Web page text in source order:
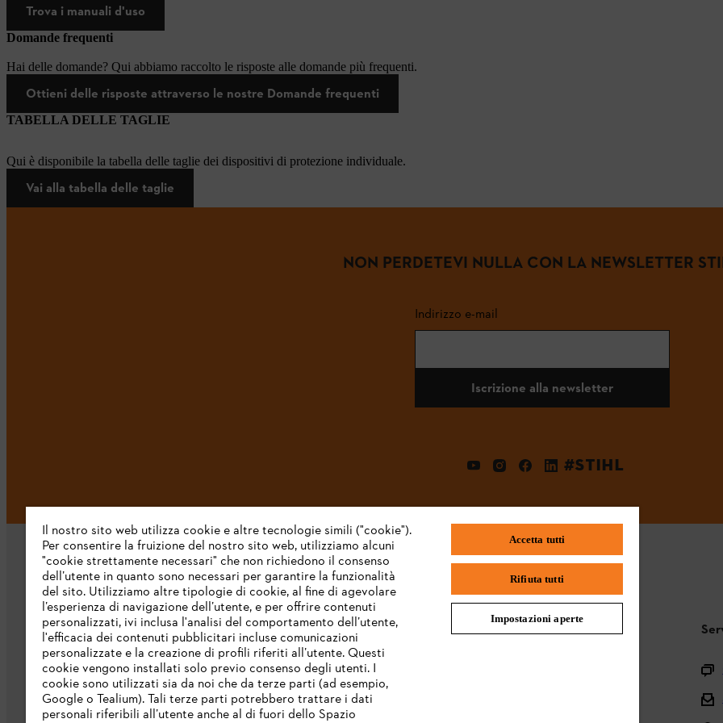
Trova i manuali d'uso
Domande frequenti
Hai delle domande? Qui abbiamo raccolto le risposte alle domande più frequenti.
Ottieni delle risposte attraverso le nostre Domande frequenti
TABELLA DELLE TAGLIE
Qui è disponibile la tabella delle taglie dei dispositivi di protezione individuale.
Vai alla tabella delle taglie
NON PERDETEVI NULLA CON LA NEWSLETTER
Indirizzo e-mail
Iscrizione alla newsletter
#STIHL
L’azienda
Chi siamo
Scarica il catalogo
STIHL FAQ
Il nostro sito web utilizza cookie e altre tecnologie simili ("cookie").
Per consentire la fruizione del nostro sito web, utilizziamo alcuni
"cookie strettamente necessari" che non richiedono il consenso
dell’utente in quanto sono necessari per garantire la funzionalità
del sito. Utilizziamo altre tipologie di cookie, al fine di agevolare
l’esperienza di navigazione dell’utente, e per offrire contenuti
personalizzati, ivi inclusa l'analisi del comportamento dell’utente,
l'efficacia dei contenuti pubblicitari incluse comunicazioni
personalizzate e la creazione di profili riferiti all’utente. Questi
cookie vengono installati solo previo consenso degli utenti. I
cookie sono utilizzati sia da noi che da terze parti (ad esempio,
Google o Tealium). Tali terze parti potrebbero trattare i dati
personali riferibili all’utente anche al di fuori dello Spazio
Accetta tutti
Rifiuta tutti
Impostazioni aperte